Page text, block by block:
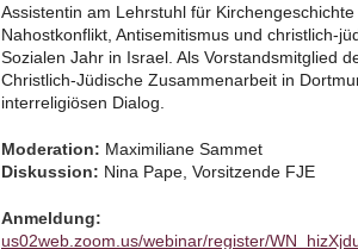
Assistentin am Lehrstuhl für
Nahostkonflikt, Antisemitismus und christlich-
Sozialen Jahr in Israel. Als Vorstandsmitglied
Christlich-Jüdische Zusammenarbeit in
interreligiösen Dialog.
Moderation: Maximiliane Sammet
Diskussion: Nina Pape, Vorsitzende FJE
Anmeldung:
us02web.zoom.us/webinar/register/